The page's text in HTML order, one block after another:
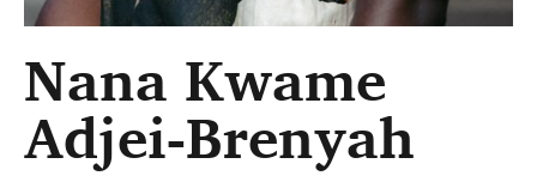
Nana Kwame
Adjei-Brenyah